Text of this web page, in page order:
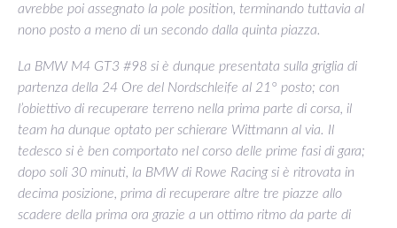
avrebbe poi assegnato la pole position, terminando tuttavia al
nono posto a meno di un secondo dalla quinta piazza.
La BMW M4 GT3 #98 si è dunque presentata sulla griglia di
partenza della 24 Ore del Nordschleife al 21° posto; con
l’obiettivo di recuperare terreno nella prima parte di corsa, il
team ha dunque optato per schierare Wittmann al via. Il
tedesco si è ben comportato nel corso delle prime fasi di gara;
dopo soli 30 minuti, la BMW di Rowe Racing si è ritrovata in
decima posizione, prima di recuperare altre tre piazze allo
scadere della prima ora grazie a un ottimo ritmo da parte di